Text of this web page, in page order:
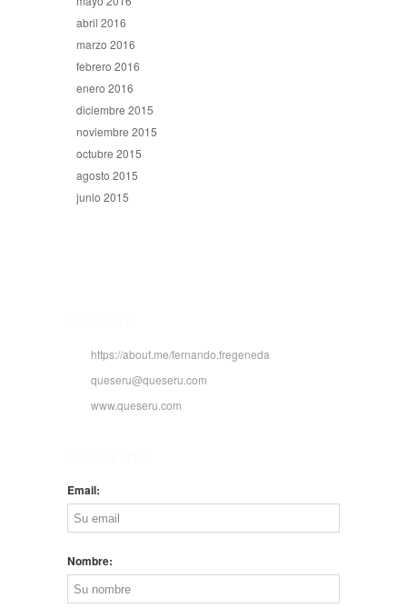
abril 2016
marzo 2016
febrero 2016
enero 2016
diciembre 2015
noviembre 2015
octubre 2015
agosto 2015
junio 2015
https://about.me/fernando.fregeneda
queseru@queseru.com
www.queseru.com
Email:
Nombre: